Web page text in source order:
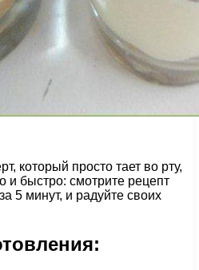
который просто тает во рту,
и быстро: смотрите рецепт
5 минут, и радуйте своих